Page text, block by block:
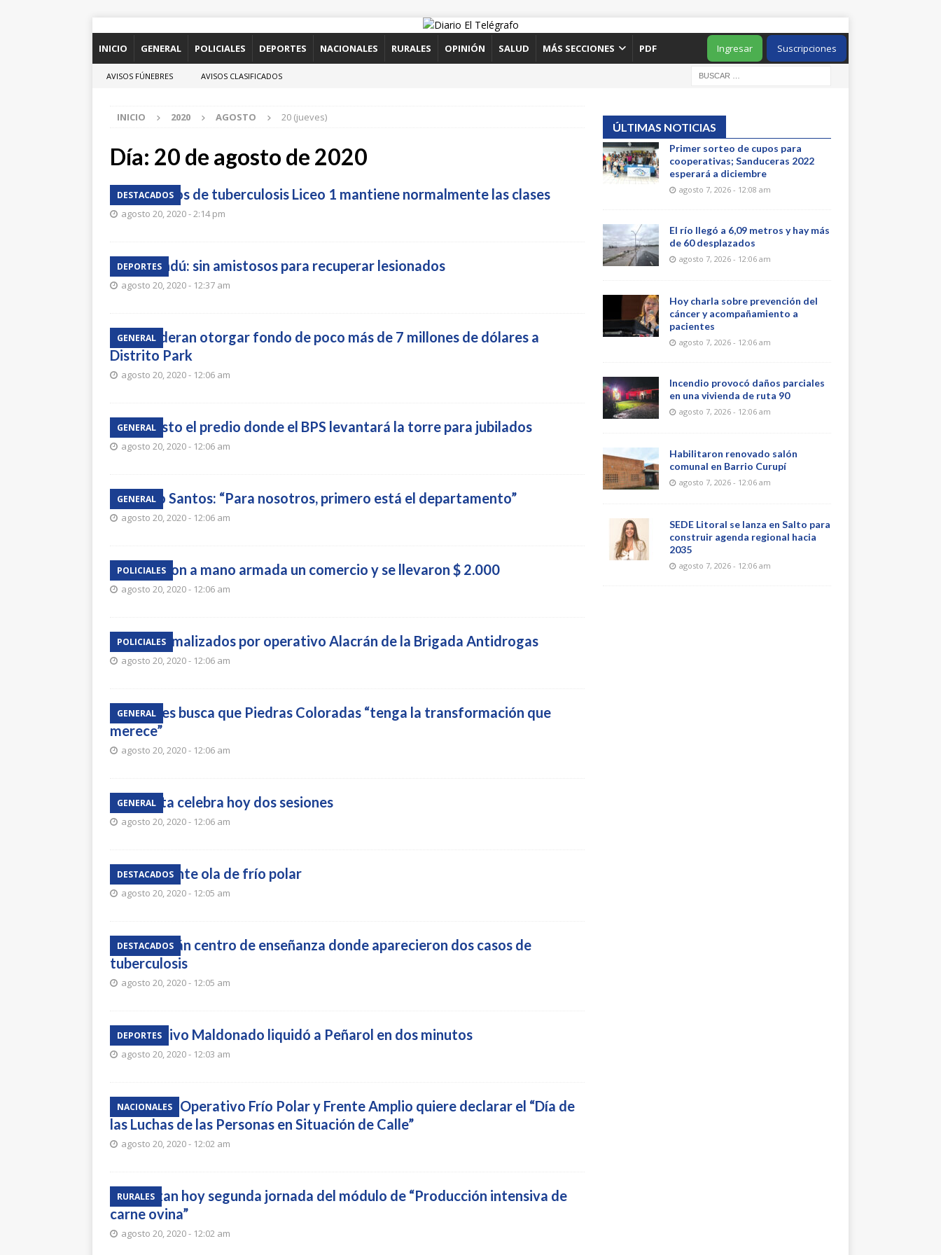
INICIO GENERAL POLICIALES DEPORTES NACIONALES RURALES OPINIÓN SALUD MÁS SECCIONES PDF Suscripciones
Ingresar
AVISOS FÚNEBRES AVISOS CLASIFICADOS
INICIO 2020 AGOSTO 20 (jueves)
Día: 20 de agosto de 2020
DESTACADOS
Tras casos de tuberculosis Liceo 1 mantiene normalmente las clases
agosto 20, 2020 - 2:14 pm
DEPORTES
Paysandú: sin amistosos para recuperar lesionados
agosto 20, 2020 - 12:37 am
GENERAL
Consideran otorgar fondo de poco más de 7 millones de dólares a
Distrito Park
agosto 20, 2020 - 12:06 am
GENERAL
Está listo el predio donde el BPS levantará la torre para jubilados
agosto 20, 2020 - 12:06 am
GENERAL
Mauro Santos: “Para nosotros, primero está el departamento”
agosto 20, 2020 - 12:06 am
POLICIALES
Asaltaron a mano armada un comercio y se llevaron $ 2.000
agosto 20, 2020 - 12:06 am
POLICIALES
Dos formalizados por operativo Alacrán de la Brigada Antidrogas
agosto 20, 2020 - 12:06 am
GENERAL
Cáceres busca que Piedras Coloradas “tenga la transformación que
merece”
agosto 20, 2020 - 12:06 am
GENERAL
La junta celebra hoy dos sesiones
agosto 20, 2020 - 12:06 am
DESTACADOS
Apoyo ante ola de frío polar
agosto 20, 2020 - 12:05 am
DESTACADOS
Fumigarán centro de enseñanza donde aparecieron dos casos de
tuberculosis
agosto 20, 2020 - 12:05 am
DEPORTES
Deportivo Maldonado liquidó a Peñarol en dos minutos
agosto 20, 2020 - 12:03 am
NACIONALES
Retorna Operativo Frío Polar y Frente Amplio quiere declarar el “Día de
las Luchas de las Personas en Situación de Calle”
agosto 20, 2020 - 12:02 am
RURALES
Realizan hoy segunda jornada del módulo de “Producción intensiva de
carne ovina”
agosto 20, 2020 - 12:02 am
ÚLTIMAS NOTICIAS
Primer sorteo de cupos para
cooperativas; Sanduceras 2022
esperará a diciembre
agosto 7, 2026 - 12:08 am
El río llegó a 6,09 metros y hay más
de 60 desplazados
agosto 7, 2026 - 12:06 am
Hoy charla sobre prevención del
cáncer y acompañamiento a
pacientes
agosto 7, 2026 - 12:06 am
Incendio provocó daños parciales
en una vivienda de ruta 90
agosto 7, 2026 - 12:06 am
Habilitaron renovado salón
comunal en Barrio Curupí
agosto 7, 2026 - 12:06 am
SEDE Litoral se lanza en Salto para
construir agenda regional hacia
2035
agosto 7, 2026 - 12:06 am